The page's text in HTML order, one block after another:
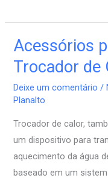
Acessórios
Trocador de
Deixe um comentário /
Planalto
Trocador de calor,
um dispositivo para
aquecimento da água
baseado em um
Acessórios
para
Piscinas
–
de
Calor